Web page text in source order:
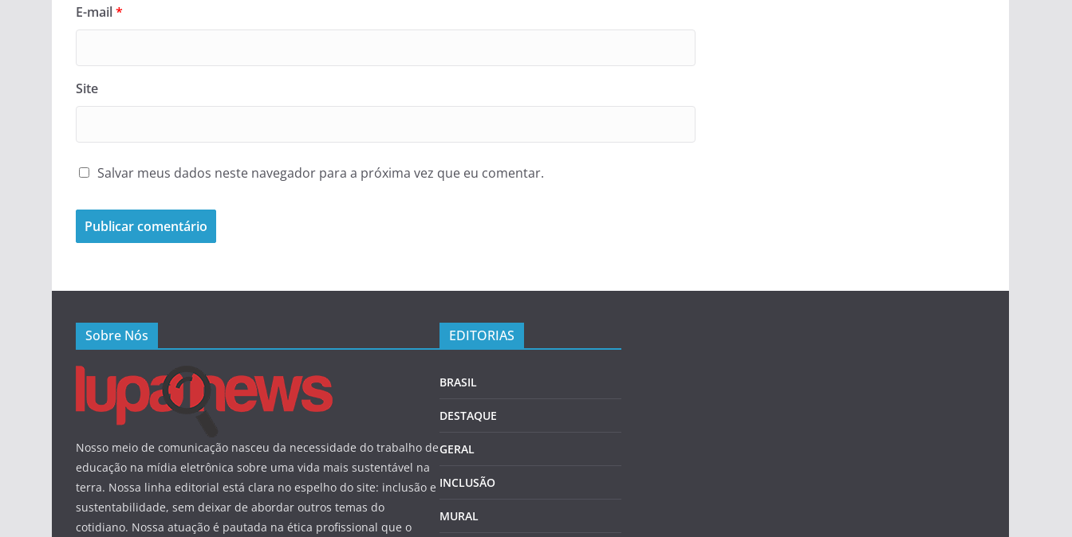
E-mail*
Site
Salvar meus dados neste navegador para a próxima vez que eu comentar.
Sobre Nós
Nosso meio de comunicação nasceu da necessidade do trabalho de
educação na mídia eletrônica sobre uma vida mais sustentável na
terra. Nossa linha editorial está clara no espelho do site: inclusão e
sustentabilidade, sem deixar de abordar outros temas do
cotidiano. Nossa atuação é pautada na ética profissional que o
EDITORIAS
BRASIL
DESTAQUE
GERAL
INCLUSÃO
MURAL